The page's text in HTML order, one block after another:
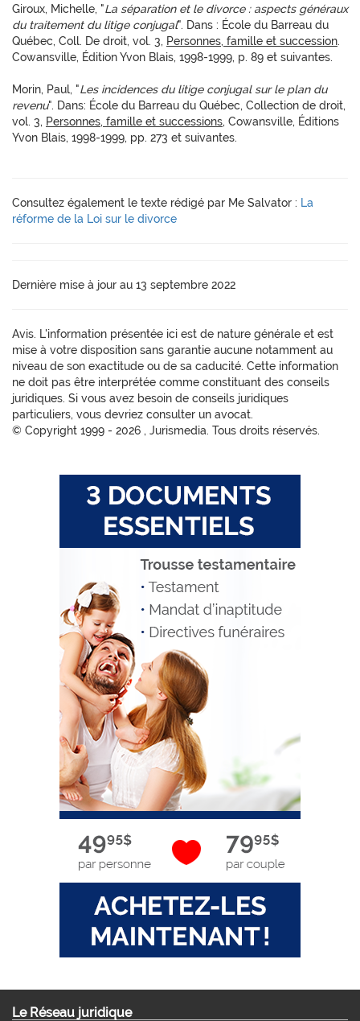
Giroux, Michelle, "La séparation et le divorce : aspects généraux
du traitement du litige conjugal". Dans : École du Barreau du
Québec, Coll. De droit, vol. 3, Personnes, famille et succession.
Cowansville, Édition Yvon Blais, 1998-1999, p. 89 et suivantes.
Morin, Paul, "Les incidences du litige conjugal sur le plan du
revenu". Dans: École du Barreau du Québec, Collection de droit,
vol. 3, Personnes, famille et successions, Cowansville, Éditions
Yvon Blais, 1998-1999, pp. 273 et suivantes.
Consultez également le texte rédigé par Me Salvator : La
réforme de la Loi sur le divorce
Dernière mise à jour au 13 septembre 2022
Avis. L'information présentée ici est de nature générale et est
mise à votre disposition sans garantie aucune notamment au
niveau de son exactitude ou de sa caducité. Cette information
ne doit pas être interprétée comme constituant des conseils
juridiques. Si vous avez besoin de conseils juridiques
particuliers, vous devriez consulter un avocat.
© Copyright 1999 - 2026 , Jurismedia. Tous droits réservés.
Le Réseau juridique